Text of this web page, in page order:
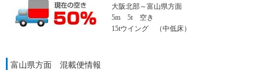
大阪北部～富山県方面
5m 5t 空き
15tウイング （中低床）
富山県方面 混載便情報